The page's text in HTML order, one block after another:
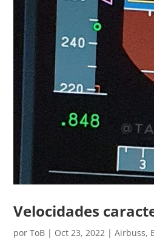
Velocidades
porToB | Oct 23, 2022 |Airbuss,